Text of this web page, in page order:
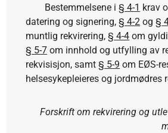
Bestemmelsene i§ 4-1 krav
datering og signering,§ 4-2 og§
muntlig rekvirering,§ 4-4 om
§ 5-7 om innhold og utfylling av
rekvisisjon, samt§ 5-9 om EØS-
helsesykepleieres og jordmødres
Forskrift om rekvirering og